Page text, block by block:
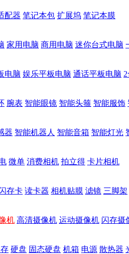
配器 笔记本包 扩展坞 笔记本膜
家用电脑 商用电脑 迷你台式电脑
电脑 娱乐平板电脑 通话平板电脑
腕表 智能眼镜 智能头箍 智能服饰
器 智能机器人 智能音箱 智能灯光
微单 消费相机 拍立得 卡片相机
存卡 读卡器 相机贴膜 滤镜 三脚架
机 高清摄像机 运动摄像机 闪存摄
硬盘 固态硬盘 机箱 电源 散热器